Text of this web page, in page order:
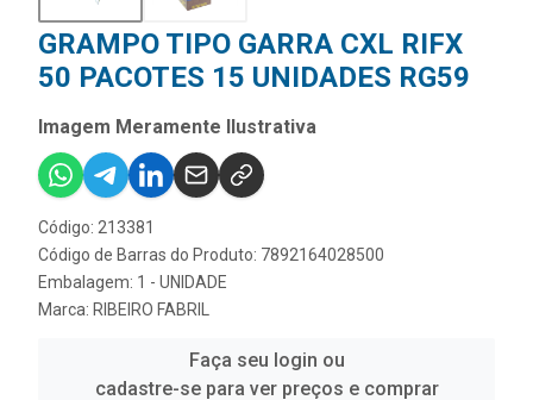
GRAMPO TIPO GARRA CXL RIFX
50 PACOTES 15 UNIDADES RG59
Imagem Meramente Ilustrativa
Código: 213381
Código de Barras do Produto: 7892164028500
Embalagem: 1 - UNIDADE
Marca: RIBEIRO FABRIL
Faça seu login ou
cadastre-se para ver preços e comprar